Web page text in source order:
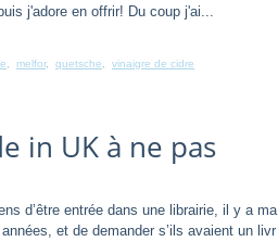
j'adore en offrir! Du coup j'ai...
melfor, quetsche vinaigre de cidre
in UK à ne pas
d’être entrée dans une librairie, il y a ma
et de demander s’ils avaient un livr